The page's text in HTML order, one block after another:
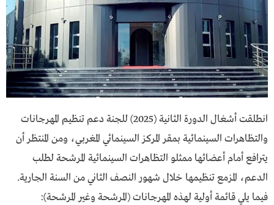
انطلقت أشغال الدورة الثانية (2025) للجنة دعم تنظيم المهرجانات
والتظاهرات السينمائية بمقر المركز السينمائي المغربي، ومن المنتظر أن
يترافع أمام أعضائها ممثلو التظاهرات السينمائية المرشحة لطلب
الدعم، المزمع تنظيمها خلال شهور النصف الثاني من السنة الجارية.
فيما يلي قائمة أولية لهذه المهرجانات (المرشحة وغير المرشحة):